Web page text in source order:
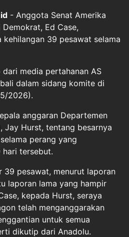
- Anggota Senat Amerika
Ed Case,
39 pesawat selama
media pertahanan AS
dalam sidang komite di
2026).
anggaran Departemen
Jay Hurst, tentang besarnya
perang yang
hari tersebut.
39 pesawat, menurut laporan
laporan lama yang hampir
kepada Hurst, seraya
telah menganggarakan
untuk semua
dikutip dari Anadolu.